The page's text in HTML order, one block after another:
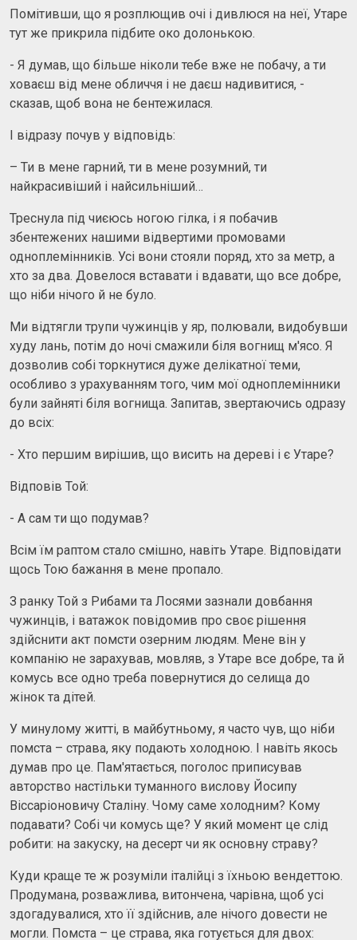
Помітивши, що я розплющив очі і дивлюся на неї, Утаре
тут же прикрила підбите око долонькою.
- Я думав, що більше ніколи тебе вже не побачу, а ти
ховаєш від мене обличчя і не даєш надивитися, -
сказав, щоб вона не бентежилася.
І відразу почув у відповідь:
– Ти в мене гарний, ти в мене розумний, ти
найкрасивіший і найсильніший…
Треснула під чиєюсь ногою гілка, і я побачив
збентежених нашими відвертими промовами
одноплемінників. Усі вони стояли поряд, хто за метр, а
хто за два. Довелося вставати і вдавати, що все добре,
що ніби нічого й не було.
Ми відтягли трупи чужинців у яр, полювали, видобувши
худу лань, потім до ночі смажили біля вогнищ м'ясо. Я
дозволив собі торкнутися дуже делікатної теми,
особливо з урахуванням того, чим мої одноплемінники
були зайняті біля вогнища. Запитав, звертаючись одразу
до всіх:
- Хто першим вирішив, що висить на дереві і є Утаре?
Відповів Той:
- А сам ти що подумав?
Всім їм раптом стало смішно, навіть Утаре. Відповідати
щось Тою бажання в мене пропало.
З ранку Той з Рибами та Лосями зазнали довбання
чужинців, і ватажок повідомив про своє рішення
здійснити акт помсти озерним людям. Мене він у
компанію не зарахував, мовляв, з Утаре все добре, та й
комусь все одно треба повернутися до селища до
жінок та дітей.
У минулому житті, в майбутньому, я часто чув, що ніби
помста – страва, яку подають холодною. І навіть якось
думав про це. Пам'ятається, поголос приписував
авторство настільки туманного вислову Йосипу
Віссаріоновичу Сталіну. Чому саме холодним? Кому
подавати? Собі чи комусь ще? У який момент це слід
робити: на закуску, на десерт чи як основну страву?
Куди краще те ж розуміли італійці з їхньою вендеттою.
Продумана, розважлива, витончена, чарівна, щоб усі
здогадувалися, хто її здійснив, але нічого довести не
могли. Помста – це страва, яка готується для двох: